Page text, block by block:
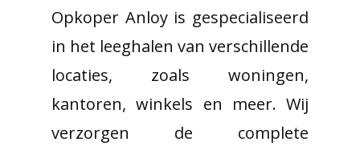
Opkoper Anloy is gespecialiseerd
in het leeghalen van verschillende
locaties, zoals woningen,
kantoren, winkels en meer. Wij
verzorgen de complete